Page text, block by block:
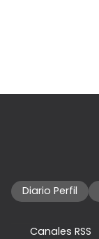
Diario Perfil
Canales RSS